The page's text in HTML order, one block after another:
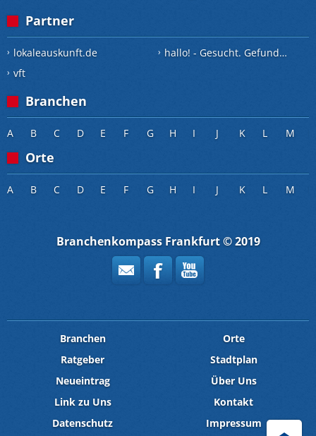
Partner
lokaleauskunft.de hallo! - Gesucht. Gefunden.
vft
Branchen
A B C D E F G H I J K L M
Orte
A B C D E F G H I J K L M
Branchenkompass Frankfurt © 2019
Branchen
Orte
Ratgeber
Stadtplan
Neueintrag
Über Uns
Link zu Uns
Kontakt
Datenschutz
Impressum